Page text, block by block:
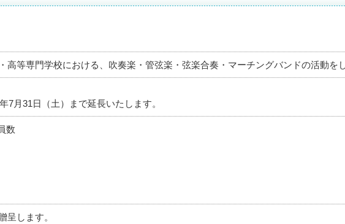
高等専門学校における、吹奏楽・管弦楽・弦楽合奏・マーチングバンドの活動を
7月31日（土）まで延長いたします。
数
呈します。